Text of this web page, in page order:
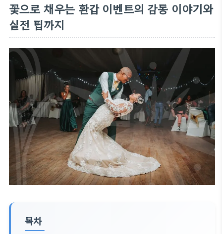
꽃으로 채우는 환갑 이벤트의 감동 이야기와
실전 팁까지
목차